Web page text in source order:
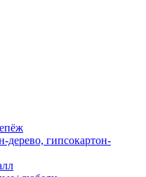
дерево, гипсокартон-